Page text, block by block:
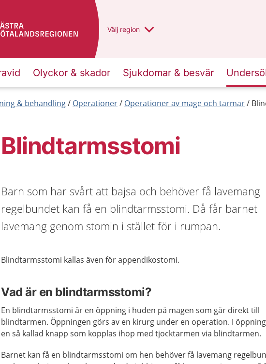
Du har valt region
Välj en annan
region
Olyckor & skador Sjukdomar & besvär
& behandling Operationer Operationer av mage och tarmar
Blindtarmsstomi
Barn som har svårt att bajsa och behöver få lavemang
regelbundet kan få en blindtarmsstomi. Då får barnet
lavemang genom stomin i stället för i rumpan.
Blindtarmsstomi kallas även för appendikostomi.
Vad är en blindtarmsstomi?
En blindtarmsstomi är en öppning i huden på magen som går direkt till
blindtarmen. Öppningen görs av en kirurg under en operation. I
en så kallad knapp som kopplas ihop med tjocktarmen via blindtarmen.
Barnet kan få en blindtarmsstomi om hen behöver få lavemang